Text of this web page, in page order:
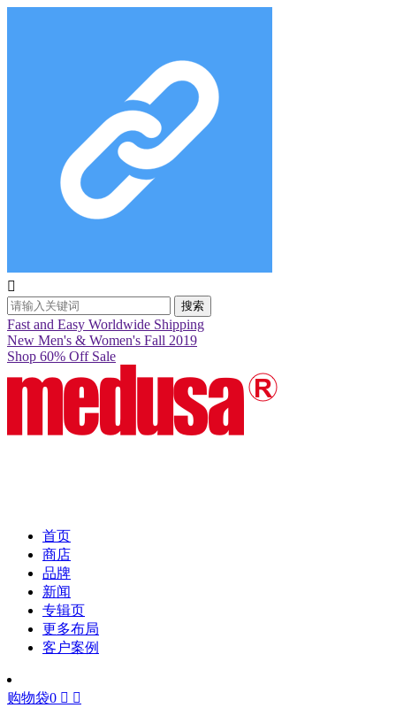

搜索
Fast and Easy Worldwide Shipping
New Men's & Women's Fall 2019
Shop 60% Off Sale
首页
商店
品牌
新闻
专辑页
更多布局
客户案例
购物袋0  